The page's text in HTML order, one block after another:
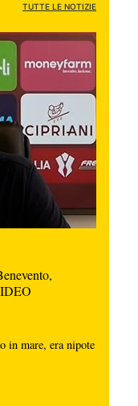
TUTTE LE NOTIZIE
in mare, era nipote